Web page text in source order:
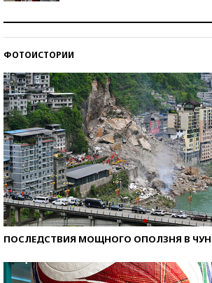
ФОТОИСТОРИИ
ПОСЛЕДСТВИЯ МОЩНОГО ОПОЛЗНЯ В